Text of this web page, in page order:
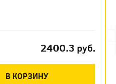
2400.3 руб.
В КОРЗИНУ